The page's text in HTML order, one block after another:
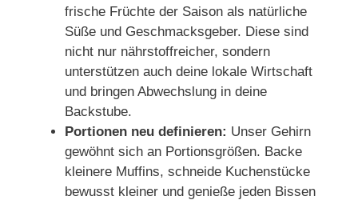
frische Früchte der Saison als natürliche
Süße und Geschmacksgeber. Diese sind
nicht nur nährstoffreicher, sondern
unterstützen auch deine lokale Wirtschaft
und bringen Abwechslung in deine
Backstube.
Portionen neu definieren: Unser Gehirn
gewöhnt sich an Portionsgrößen. Backe
kleinere Muffins, schneide Kuchenstücke
bewusst kleiner und genieße jeden Bissen